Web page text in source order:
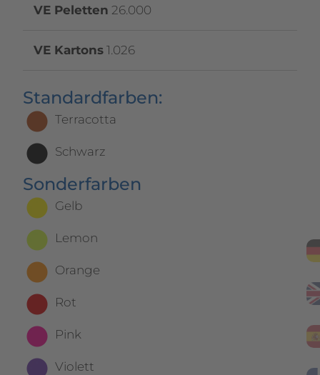
VE Peletten 26.000
VE Kartons 1.026
Standardfarben:
Terracotta
Schwarz
Sonderfarben
Gelb
Lemon
Orange
Rot
Pink
Violett